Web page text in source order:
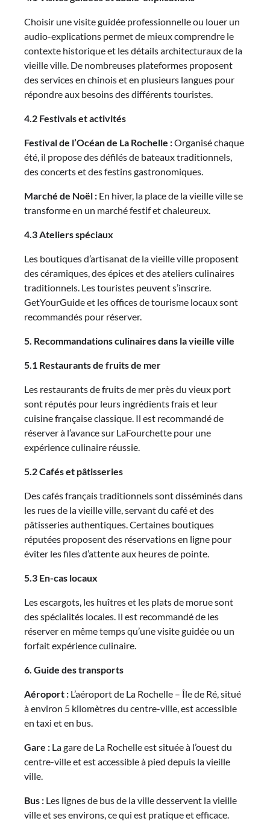
Choisir une visite guidée professionnelle ou louer un
audio-explications permet de mieux comprendre le
contexte historique et les détails architecturaux de la
vieille ville. De nombreuses plateformes proposent
des services en chinois et en plusieurs langues pour
répondre aux besoins des différents touristes.
4.2 Festivals et activités
Festival de l’Océan de La Rochelle :Organisé chaque
été, il propose des défilés de bateaux traditionnels,
des concerts et des festins gastronomiques.
Marché de Noël : En hiver, la place de la vieille ville se
transforme en un marché festif et chaleureux.
4.3 Ateliers spéciaux
Les boutiques d’artisanat de la vieille ville proposent
des céramiques, des épices et des ateliers culinaires
traditionnels. Les touristes peuvent s’inscrire.
GetYourGuide et les offices de tourisme locaux sont
recommandés pour réserver.
5. Recommandations culinaires dans la vieille ville
5.1 Restaurants de fruits de mer
Les restaurants de fruits de mer près du vieux port
sont réputés pour leurs ingrédients frais et leur
cuisine française classique. Il est recommandé de
réserver à l’avance sur LaFourchette pour une
expérience culinaire réussie.
5.2 Cafés et pâtisseries
Des cafés français traditionnels sont disséminés dans
les rues de la vieille ville, servant du café et des
pâtisseries authentiques. Certaines boutiques
réputées proposent des réservations en ligne pour
éviter les files d’attente aux heures de pointe.
5.3 En-cas locaux
Les escargots, les huîtres et les plats de morue sont
des spécialités locales. Il est recommandé de les
réserver en même temps qu’une visite guidée ou un
forfait expérience culinaire.
6. Guide des transports
Aéroport : L’aéroport de La Rochelle – Île de Ré, situé
à environ 5 kilomètres du centre-ville, est accessible
en taxi et en bus.
Gare : La gare de La Rochelle est située à l’ouest du
centre-ville et est accessible à pied depuis la vieille
ville.
Bus : Les lignes de bus de la ville desservent la vieille
ville et ses environs, ce qui est pratique et efficace.